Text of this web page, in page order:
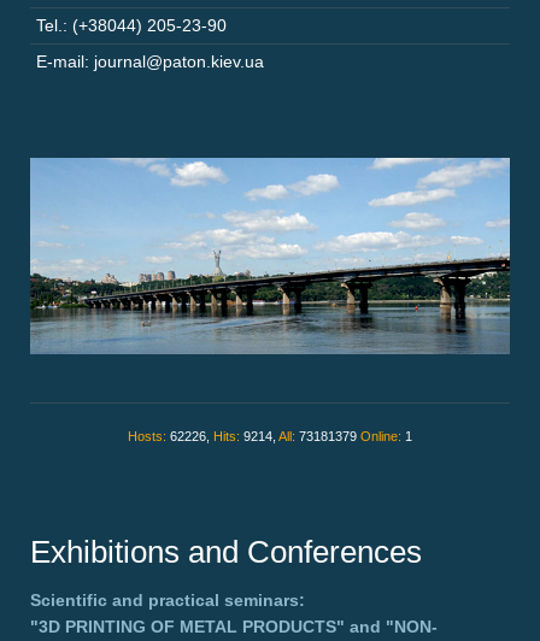
Tel.: (+38044) 205-23-90
E-mail: journal@paton.kiev.ua
Hosts: 62226, Hits: 9214, All: 73181379 Online: 1
Exhibitions and Conferences
Scientific and practical seminars:
"3D PRINTING OF METAL PRODUCTS" and "NON-